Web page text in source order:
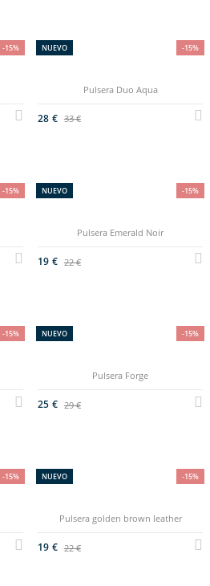
-15% -15%
NUEVO
Pulsera Duo Aqua
28 € 33 €
-15% -15%
NUEVO
Pulsera Emerald Noir
19 € 22 €
-15% -15%
NUEVO
Pulsera Forge
25 € 29 €
-15% -15%
NUEVO
Pulsera golden brown leather
19 € 22 €